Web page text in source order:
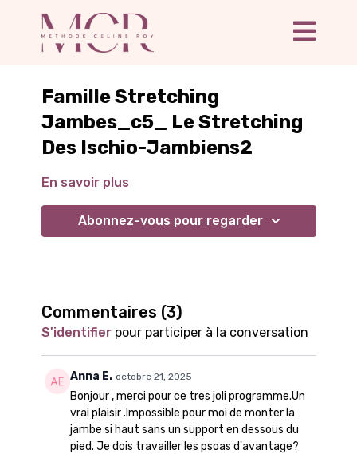
Famille Stretching
Jambes_c5_ Le Stretching
Des Ischio-Jambiens2
En savoir plus
Abonnez-vous pour regarder
Commentaires (3)
S'identifierpour participer à la conversation
Anna E. octobre 21, 2025
Bonjour , merci pour ce tres joli programme.Un
vrai plaisir .Impossible pour moi de monter la
jambe si haut sans un support en dessous du
pied. Je dois travailler les psoas d'avantage?